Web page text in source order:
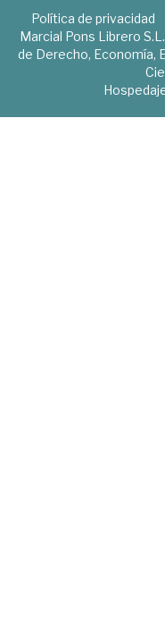
Política de privacidad
Marcial Pons Librero
de Derecho, Economía,